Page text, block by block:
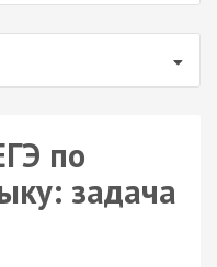
по
задача